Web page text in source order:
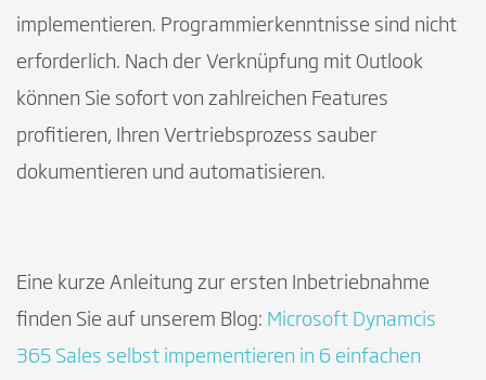
implementieren. Programmierkenntnisse sind nicht
erforderlich. Nach der Verknüpfung mit Outlook
können Sie sofort von zahlreichen Features
profitieren, Ihren Vertriebsprozess sauber
dokumentieren und automatisieren.
Eine kurze Anleitung zur ersten Inbetriebnahme
finden Sie auf unserem Blog: Microsoft Dynamcis
365 Sales selbst impementieren in 6 einfachen